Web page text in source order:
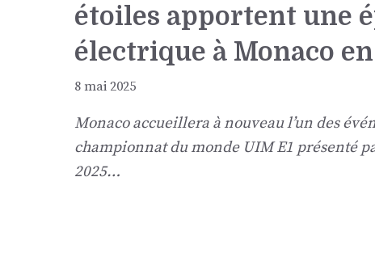
étoiles apportent une
électrique à Monaco
8 mai 2025
Monaco accueillera à nouveau l’un des
championnat du monde UIM E1 présenté
2025…